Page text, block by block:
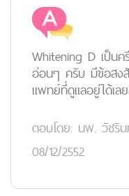
Whitening D เป็นค
อ่อนๆ ครับ มีข้อสง
แพทย์ที่ดูแลอยู่ได้เล
ตอบโดย: นพ. วัชริ
08/12/2552